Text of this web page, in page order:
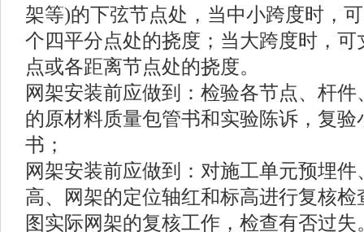
架等)的下弦节点处，当中小跨度时，
个四平分点处的挠度；当大跨度时，
点或各距离节点处的挠度。
网架安装前应做到：检验各节点、杆
的原材料质量包管书和实验陈诉，复
书；
网架安装前应做到：对施工单元预埋
高、网架的定位轴红和标高进行复核
图实际网架的复核工作，检查有否过失